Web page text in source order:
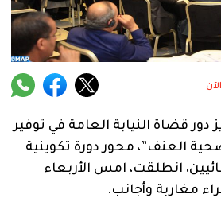
قضاة النيابة العامة في توفير
العنف”، محور دورة تكوينية
انطلقت، امس الأربعاء
مغاربة وأجانب.